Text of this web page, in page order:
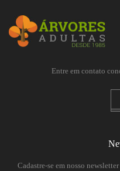
Entre em contato
Cadastre-se em nosso